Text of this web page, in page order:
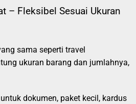
– Fleksibel Sesuai Ukuran
sama seperti travel
ukuran barang dan jumlahnya,
dokumen, paket kecil, kardus